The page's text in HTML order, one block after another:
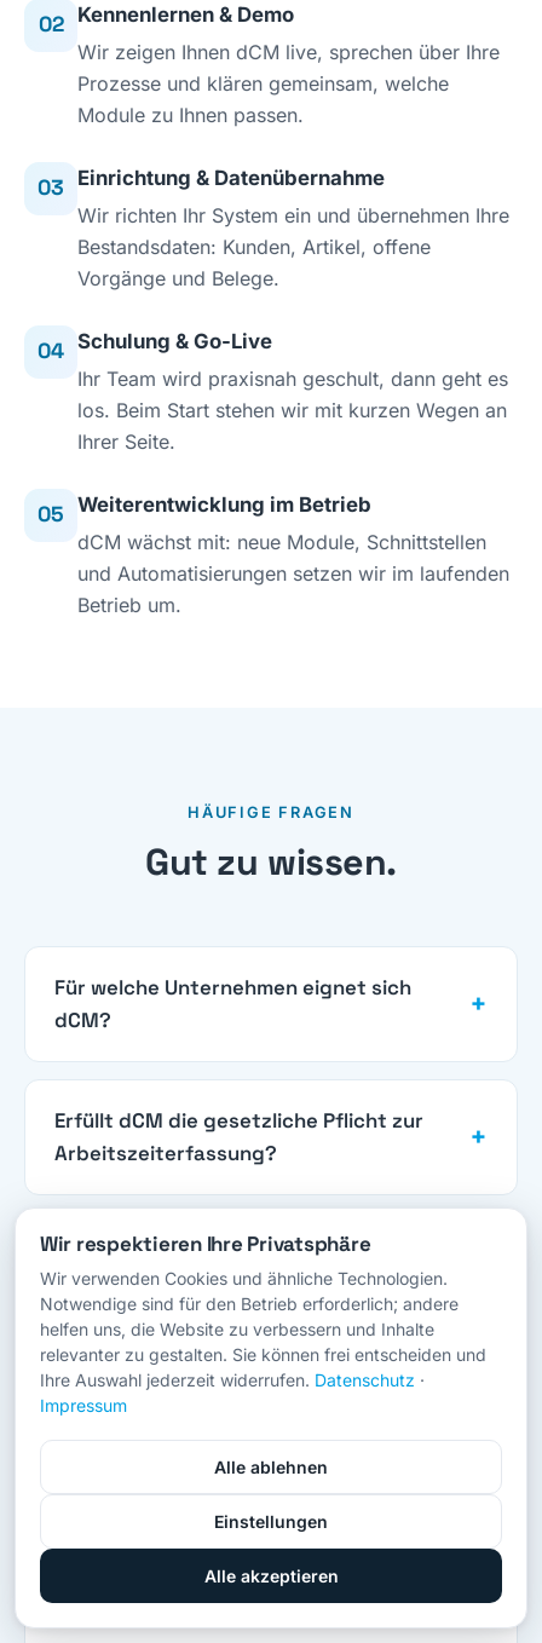
02
Kennenlernen & Demo
Wir zeigen Ihnen dCM live, sprechen über Ihre
Prozesse und klären gemeinsam, welche
Module zu Ihnen passen.
03
Einrichtung & Datenübernahme
Wir richten Ihr System ein und übernehmen Ihre
Bestandsdaten: Kunden, Artikel, offene
Vorgänge und Belege.
04 Schulung & Go-Live
Ihr Team wird praxisnah geschult, dann geht es
los. Beim Start stehen wir mit kurzen Wegen an
Ihrer Seite.
05 Weiterentwicklung im Betrieb
dCM wächst mit: neue Module, Schnittstellen
und Automatisierungen setzen wir im laufenden
Betrieb um.
HÄUFIGE FRAGEN
Gut zu wissen.
Für welche Unternehmen eignet sich
dCM?
Erfüllt dCM die gesetzliche Pflicht zur
Arbeitszeiterfassung?
Ist dCM GoBD-konform und E-Rechnungs-
fähig?
Was kostet dCM?
Können wir von c-entron oder Hamburger
Software umsteigen?
Wir respektieren Ihre Privatsphäre
Wir verwenden Cookies und ähnliche Technologien.
Notwendige sind für den Betrieb erforderlich; andere
helfen uns, die Website zu verbessern und Inhalte
relevanter zu gestalten. Sie können frei entscheiden und
Ihre Auswahl jederzeit widerrufen. Datenschutz ·
Impressum
Alle ablehnen
Einstellungen
Alle akzeptieren